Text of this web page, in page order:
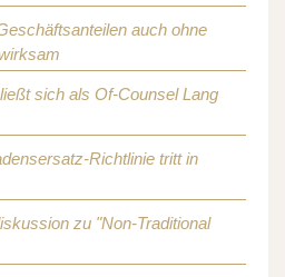
auch ohne
sich als Of-Counsel Lang
Richtlinie tritt in
zu "Non-Traditional